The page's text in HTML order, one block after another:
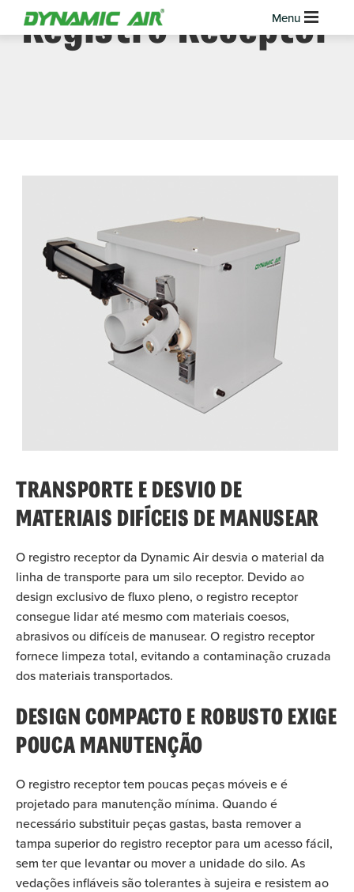
Registro Receptor
TRANSPORTE E DESVIO DE
MATERIAIS DIFÍCEIS DE MANUSEAR
O registro receptor da Dynamic Air desvia o material da
linha de transporte para um silo receptor. Devido ao
design exclusivo de fluxo pleno, o registro receptor
consegue lidar até mesmo com materiais coesos,
abrasivos ou difíceis de manusear. O registro receptor
fornece limpeza total, evitando a contaminação cruzada
dos materiais transportados.
DESIGN COMPACTO E ROBUSTO EXIGE
POUCA MANUTENÇÃO
O registro receptor tem poucas peças móveis e é
projetado para manutenção mínima. Quando é
necessário substituir peças gastas, basta remover a
tampa superior do registro receptor para um acesso fácil,
sem ter que levantar ou mover a unidade do silo. As
vedações infláveis são tolerantes à sujeira e resistem ao